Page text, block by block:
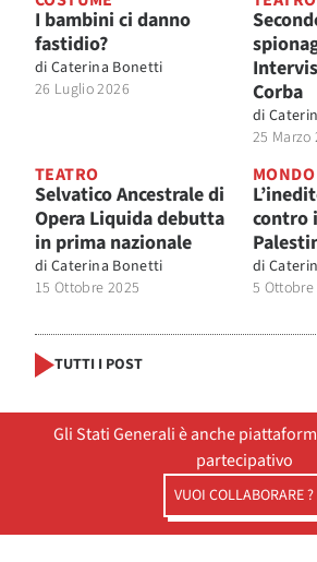
I bambini ci danno
fastidio?
di Caterina Bonetti
26 Luglio 2026
Corba
di
25 Marzo
TEATRO
Selvatico Ancestrale di
Opera Liquida debutta
in prima nazionale
di Caterina Bonetti
15 Ottobre 2025
MONDO
contro
di
5 Ottobre
TUTTI I POST
Gli Stati Generali è anche
partecipativo
VUOI COLLABORARE ?